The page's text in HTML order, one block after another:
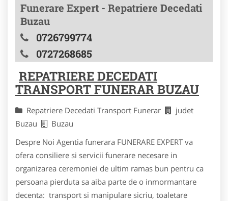
Funerare Expert - Repatriere Decedati
Buzau
0726799774
0727268685
REPATRIERE DECEDATI
TRANSPORT FUNERAR BUZAU
Repatriere Decedati Transport Funerar
judet
Buzau
Buzau
Despre Noi Agentia funerara FUNERARE EXPERT va
ofera consiliere si servicii funerare necesare in
organizarea ceremoniei de ultim ramas bun pentru ca
persoana pierduta sa aiba parte de o inmormantare
decenta: transport si manipulare sicriu, toaletare